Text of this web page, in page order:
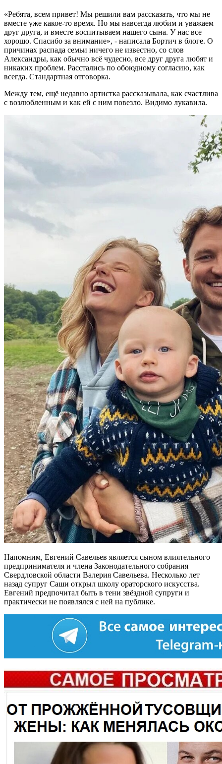
«Ребята, всем привет! Мы решили вам рассказать, что мы не
вместе уже какое-то время. Но мы навсегда любим и уважаем
друг друга, и вместе воспитываем нашего сына. У нас все
хорошо. Спасибо за внимание», - написала Бортич в блоге. О
причинах распада семьи ничего не известно, со слов
Александры, как обычно всё чудесно, все друг друга любят и
никаких проблем. Расстались по обоюдному согласию, как
всегда. Стандартная отговорка.
Между тем, ещё недавно артистка рассказывала, как счастлива
с возлюбленным и как ей с ним повезло. Видимо лукавила.
Напомним, Евгений Савельев является сыном влиятельного
предпринимателя и члена Законодательного собрания
Свердловской области Валерия Савельева. Несколько лет
назад супруг Саши открыл школу ораторского искусства.
Евгений предпочитал быть в тени звёздной супруги и
практически не появлялся с ней на публике.